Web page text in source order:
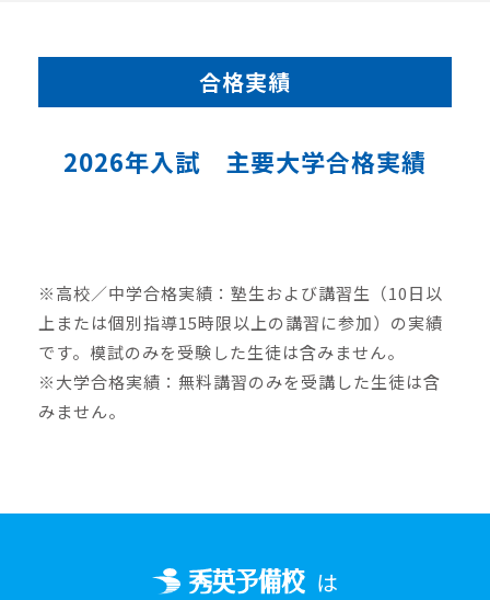
合格実績
2026年入試 主要大学合格実績
※高校／中学合格実績：塾生および講習生（10日以
上または個別指導15時限以上の講習に参加）の実績
です。模試のみを受験した生徒は含みません。
※大学合格実績：無料講習のみを受講した生徒は含
みません。
は